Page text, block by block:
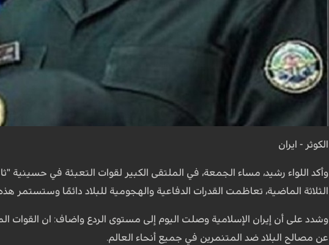
الكوثر - ايران
وأكد اللواء رشيد، مساء الجمعة، في الملتقى الكبير لقوات التعبئة في
الثلاثة الماضية، تعاظمت القدرات الدفاعية والهجومية للبلاد دائمًا وستستمر
وشدد على أن إيران الإسلامية وصلت اليوم إلى مستوى الردع واضاف: ان القوات
عن مصالح البلاد ضد المتنمرين في جميع أنحاء العالم.